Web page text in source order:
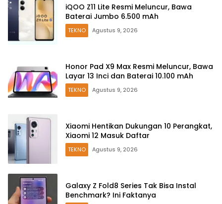
iQOO Z11 Lite Resmi Meluncur, Bawa
Baterai Jumbo 6.500 mAh
TEKNO Agustus 9, 2026
Honor Pad X9 Max Resmi Meluncur, Bawa
Layar 13 Inci dan Baterai 10.100 mAh
TEKNO Agustus 9, 2026
Xiaomi Hentikan Dukungan 10 Perangkat,
Xiaomi 12 Masuk Daftar
TEKNO Agustus 9, 2026
Galaxy Z Fold8 Series Tak Bisa Instal
Benchmark? Ini Faktanya